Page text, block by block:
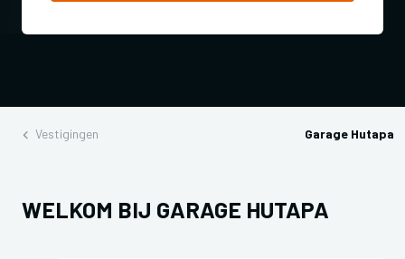
Vestigingen Garage Hutapa
WELKOM BIJ GARAGE HUTAPA